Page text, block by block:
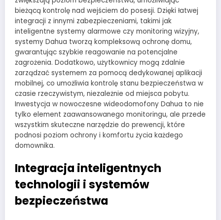
bieżącą kontrolę nad wejściem do posesji. Dzięki łatwej
integracji z innymi zabezpieczeniami, takimi jak
inteligentne systemy alarmowe czy monitoring wizyjny,
systemy Dahua tworzą kompleksową ochronę domu,
gwarantując szybkie reagowanie na potencjalne
zagrożenia. Dodatkowo, użytkownicy mogą zdalnie
zarządzać systemem za pomocą dedykowanej aplikacji
mobilnej, co umożliwia kontrolę stanu bezpieczeństwa w
czasie rzeczywistym, niezależnie od miejsca pobytu.
Inwestycja w nowoczesne wideodomofony Dahua to nie
tylko element zaawansowanego monitoringu, ale przede
wszystkim skuteczne narzędzie do prewencji, które
podnosi poziom ochrony i komfortu życia każdego
domownika.
Integracja inteligentnych
technologii i systemów
bezpieczeństwa